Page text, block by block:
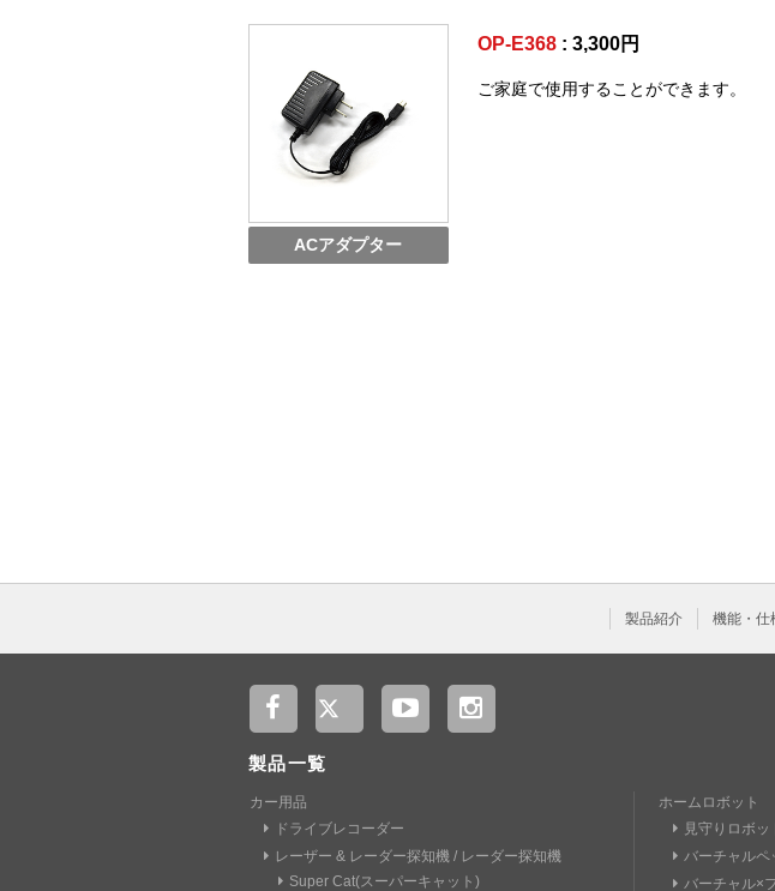
ACアダプター
OP-E368 : 3,300円
ご家庭で使用することができます。
製品紹介 機能・仕
製品一覧
カー用品
ドライブレコーダー
レーザー & レーダー探知機 / レーダー探知機
Super Cat(スーパーキャット)
ホームロボット
見守りロボッ
バーチャルペ
バーチャル×